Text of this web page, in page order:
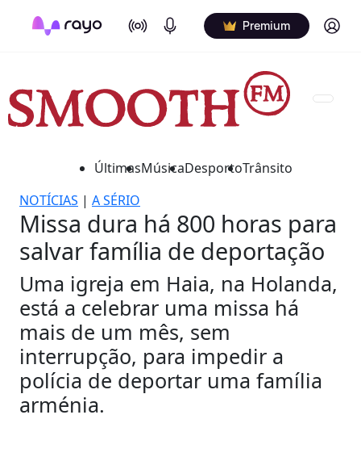
On Air Podcasts Premium Log in
ÚltimasMúsicaDesportoTrânsito
NOTÍCIAS | A SÉRIO
Missa dura há 800 horas para
salvar família de deportação
Uma igreja em Haia, na Holanda,
está a celebrar uma missa há
mais de um mês, sem
interrupção, para impedir a
polícia de deportar uma família
arménia.